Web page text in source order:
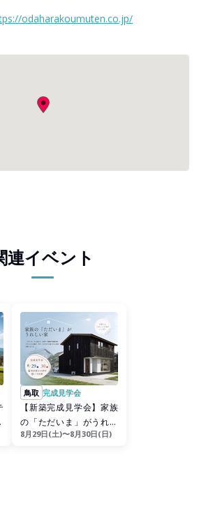
odaharakoumuten.co.jp/
連イベント
鳥取 完成見学会
【新築完成見学会】家族
の「ただいま」がうれし
い家
8月29日(土)〜8月30日(日)